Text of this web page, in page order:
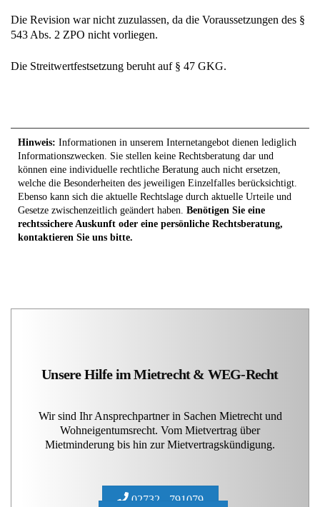
Die Revision war nicht zuzulassen, da die Voraussetzungen des §
543 Abs. 2 ZPO nicht vorliegen.
Die Streitwertfestsetzung beruht auf § 47 GKG.
Hinweis: Informationen in unserem Internetangebot dienen lediglich
Informationszwecken. Sie stellen keine Rechtsberatung dar und
können eine individuelle rechtliche Beratung auch nicht ersetzen,
welche die Besonderheiten des jeweiligen Einzelfalles berücksichtigt.
Ebenso kann sich die aktuelle Rechtslage durch aktuelle Urteile und
Gesetze zwischenzeitlich geändert haben. Benötigen Sie eine
rechtssichere Auskunft oder eine persönliche Rechtsberatung,
kontaktieren Sie uns bitte.
Unsere Hilfe im Mietrecht & WEG-Recht
Wir sind Ihr Ansprechpartner in Sachen Mietrecht und
Wohneigentumsrecht. Vom Mietvertrag über
Mietminderung bis hin zur Mietvertragskündigung.
02732 - 791079